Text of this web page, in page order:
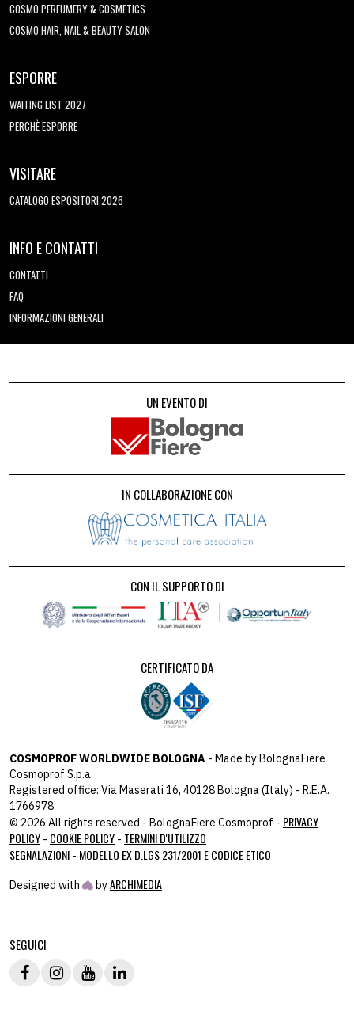
COSMO PERFUMERY & COSMETICS
COSMO HAIR, NAIL & BEAUTY SALON
ESPORRE
WAITING LIST 2027
PERCHÈ ESPORRE
VISITARE
CATALOGO ESPOSITORI 2026
INFO E CONTATTI
CONTATTI
FAQ
INFORMAZIONI GENERALI
UN EVENTO DI
IN COLLABORAZIONE CON
CON IL SUPPORTO DI
CERTIFICATO DA
COSMOPROF WORLDWIDE BOLOGNA - Made by BolognaFiere
Cosmoprof S.p.a.
Registered office: Via Maserati 16, 40128 Bologna (Italy) - R.E.A.
1766978
© 2026 All rights reserved - BolognaFiere Cosmoprof - PRIVACY
POLICY - COOKIE POLICY - TERMINI D'UTILIZZO
SEGNALAZIONI - MODELLO EX D.LGS 231/2001 E CODICE ETICO
Designed with byARCHIMEDIA
SEGUICI